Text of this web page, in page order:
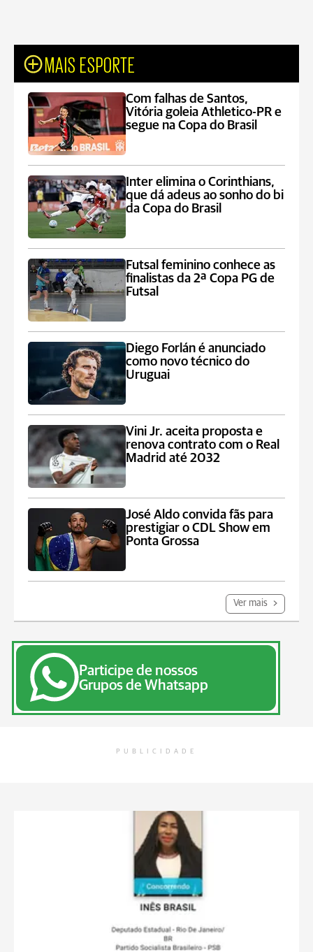
MAIS ESPORTE
Com falhas de Santos,
Vitória goleia Athletico-PR e
segue na Copa do Brasil
Inter elimina o Corinthians,
que dá adeus ao sonho do bi
da Copa do Brasil
Futsal feminino conhece as
finalistas da 2ª Copa PG de
Futsal
Diego Forlán é anunciado
como novo técnico do
Uruguai
Vini Jr. aceita proposta e
renova contrato com o Real
Madrid até 2032
José Aldo convida fãs para
prestigiar o CDL Show em
Ponta Grossa
Ver mais
Participe de nossos
Grupos de Whatsapp
PUBLICIDADE